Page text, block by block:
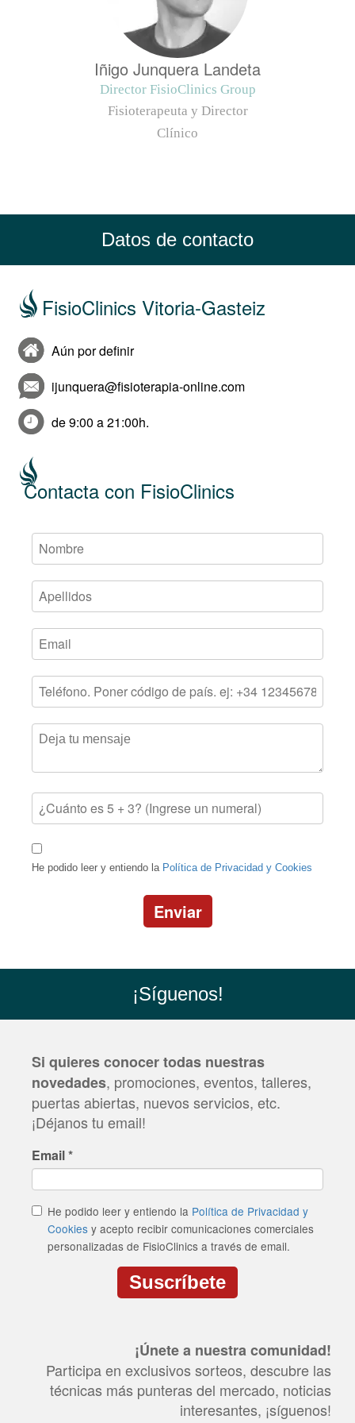
Iñigo Junquera Landeta
Director FisioClinics Group
Fisioterapeuta y Director
Clínico
Datos de contacto
FisioClinics Vitoria-Gasteiz
Aún por definir
ijunquera@fisioterapia-online.com
de 9:00 a 21:00h.
Contacta con FisioClinics
He podido leer y entiendo la Política de Privacidad y Cookies
Enviar
¡Síguenos!
Si quieres conocer todas nuestras
novedades, promociones, eventos, talleres,
puertas abiertas, nuevos servicios, etc.
¡Déjanos tu email!
Email*
He podido leer y entiendo la Política de Privacidad y
Cookies y acepto recibir comunicaciones comerciales
personalizadas de FisioClinics a través de email.
for
testing
whether
Suscríbete
¡Únete a nuestra comunidad!
Participa en exclusivos sorteos, descubre las
técnicas más punteras del mercado, noticias
interesantes, ¡síguenos!